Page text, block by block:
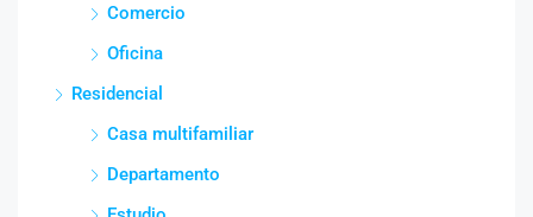
Comercio
Oficina
Residencial
Casa multifamiliar
Departamento